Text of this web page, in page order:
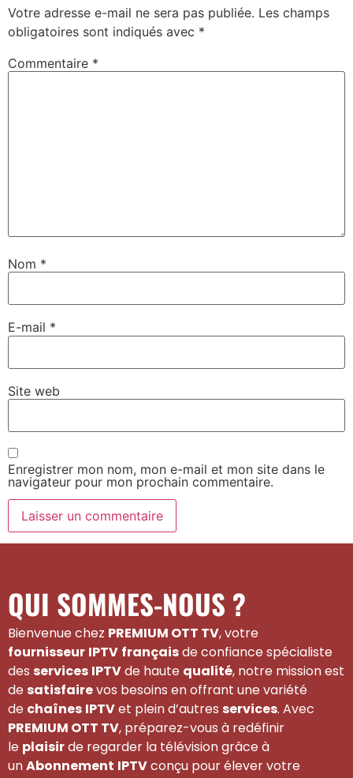
Votre adresse e-mail ne sera pas publiée. Les champs
obligatoires sont indiqués avec *
Commentaire *
Nom *
E-mail *
Site web
Enregistrer mon nom, mon e-mail et mon site dans le
navigateur pour mon prochain commentaire.
QUI SOMMES-NOUS ?
Bienvenue chez PREMIUM OTT TV, votre
fournisseur IPTV françaisde confiance spécialiste
des services IPTVde haute qualité, notre mission est
de satisfairevos besoins en offrant une variété
de chaînes IPTVet plein d’autres services. Avec
PREMIUM OTT TV, préparez-vous à redéfinir
le plaisirde regarder la télévision grâce à
unAbonnement IPTVconçu pour élever votre